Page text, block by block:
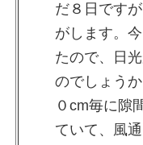
だ８日です
がします。
たので、日
のでしょう
０cm毎に隙
ていて、風